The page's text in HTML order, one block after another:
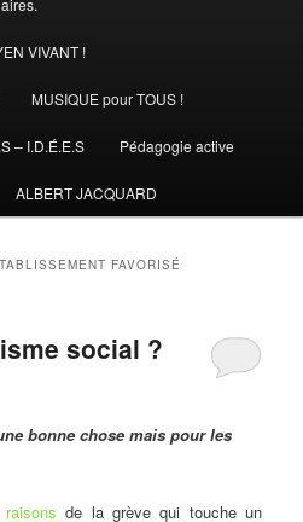
VIVANT !
MUSIQUE pour TOUS !
– I.D.É.E.S Pédagogie active
ALBERT JACQUARD
FAVORISÉ
social ?
bonne chose mais pour les
de la grève qui touche un